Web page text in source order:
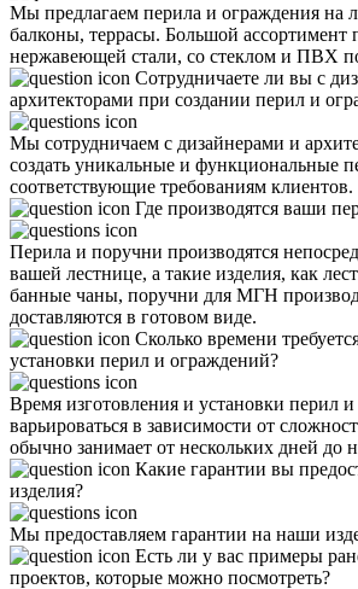
Мы предлагаем перила и ограждения на
балконы, террасы. Большой ассортимент
нержавеющей стали, со стеклом и ПВХ
Сотрудничаете ли вы с
архитекторами при создании перил и
Мы сотрудничаем с дизайнерами и
создать уникальные и функциональные
соответствующие требованиям клиентов.
Где производятся ваши
Перила и поручни производятся
вашей лестнице, а такие изделия, как
банные чаны, поручни для МГН
доставляются в готовом виде.
Сколько времени
установки перил и ограждений?
Время изготовления и установки перил
варьироваться в зависимости от
обычно занимает от нескольких дней до
Какие гарантии вы
изделия?
Мы предоставляем гарантии на наши
Есть ли у вас примеры
проектов, которые можно посмотреть?